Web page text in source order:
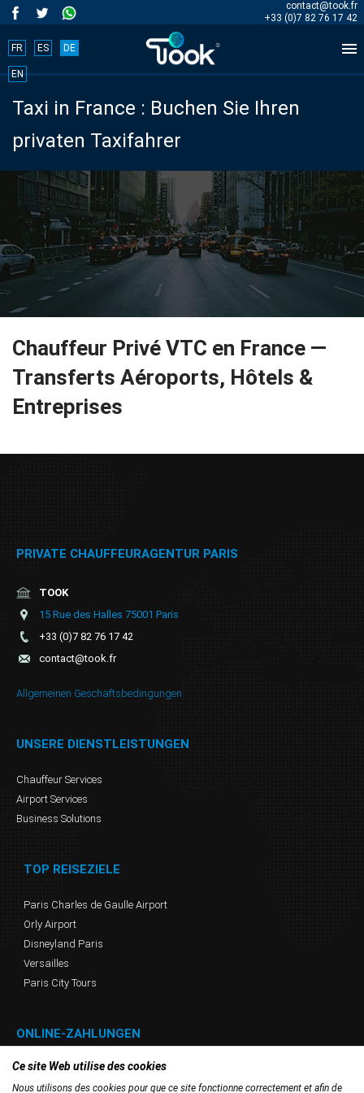
Ce site Web utilise des cookies
Nous utilisons des cookies pour que ce site fonctionne correctement et afin de
contact@took.fr
+33 (0)7 82 76 17 42

FR ES DE
EN
Taxi in France : Buchen Sie Ihren
privaten Taxifahrer
Book
your
trip
now!
BOOK
NOW
Start
Online
buchung
Chauffeur
Services
Business
Solutions
Kontakt
Chauffeur Privé VTC en France —
Transferts Aéroports, Hôtels &
Entreprises
PRIVATE CHAUFFEURAGENTUR PARIS
TOOK
15 Rue des Halles 75001 Paris
+33 (0)7 82 76 17 42
contact@took.fr
Allgemeinen Geschäftsbedingungen
UNSERE DIENSTLEISTUNGEN
Chauffeur Services
Airport Services
Business Solutions
TOP REISEZIELE
Paris Charles de Gaulle Airport
Orly Airport
Disneyland Paris
Versailles
Paris City Tours
ONLINE-ZAHLUNGEN